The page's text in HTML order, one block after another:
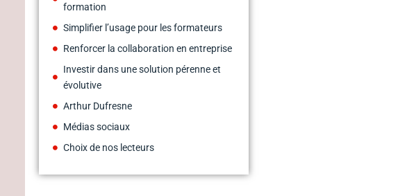
formation
Simplifier l’usage pour les formateurs
Renforcer la collaboration en entreprise
Investir dans une solution pérenne et
évolutive
Arthur Dufresne
Médias sociaux
Choix de nos lecteurs